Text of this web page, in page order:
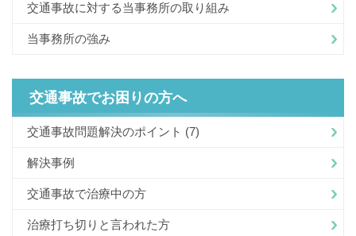
交通事故に対する当事務所の取り組み
当事務所の強み
交通事故でお困りの方へ
交通事故問題解決のポイント (7)
解決事例
交通事故で治療中の方
治療打ち切りと言われた方